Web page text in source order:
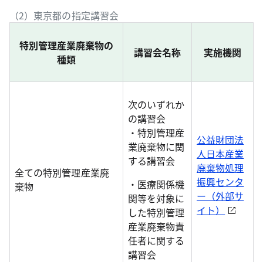
（2）東京都の指定講習会
特別管理産業廃棄物の
種類
講習会名称 実施機関
全ての特別管理産業廃
棄物
次のいずれか
の講習会
・特別管理産
業廃棄物に関
する講習会
・医療関係機
関等を対象に
した特別管理
産業廃棄物責
任者に関する
講習会
公益財団法
人日本産業
廃棄物処理
振興センタ
ー（外部サ
イト）